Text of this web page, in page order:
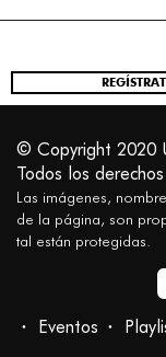
© Copyright 2020
Todos los
Las imágenes,
de la página, son
tal están protegidas.
Eventos